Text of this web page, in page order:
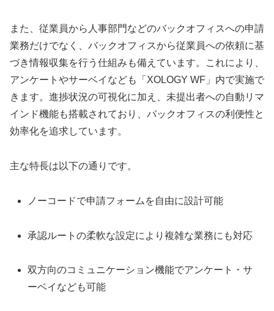
また、従業員から人事部門などのバックオフィスへの申請
業務だけでなく、バックオフィスから従業員への依頼に基
づき情報収集を行う仕組みも備えています。これにより、
アンケートやサーベイなども「XOLOGY WF」内で実施で
きます。進捗状況の可視化に加え、未提出者への自動リマ
インド機能も搭載されており、バックオフィスの利便性と
効率化を追求しています。
主な特長は以下の通りです。
ノーコードで申請フォームを自由に設計可能
承認ルートの柔軟な設定により複雑な業務にも対応
双方向のコミュニケーション機能でアンケート・サ
ーベイなども可能